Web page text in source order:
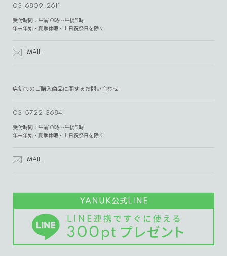
03-6809-2611
受付時間：午前10時～午後5時
年末年始・夏季休暇・土日祝祭日を除く
MAIL
店舗でのご購入商品に関するお問い合わせ
03-5722-3684
受付時間：午前10時～午後5時
年末年始・夏季休暇・土日祝祭日を除く
MAIL